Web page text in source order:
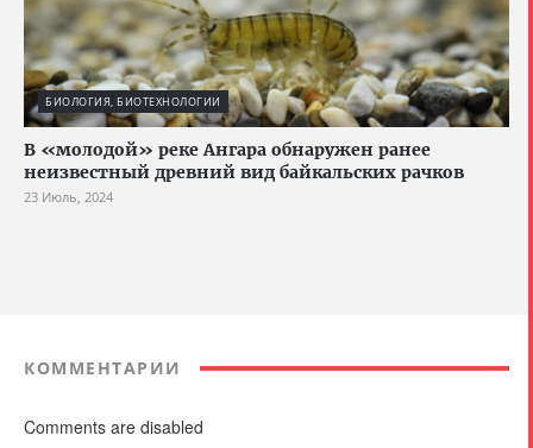
БИОЛОГИЯ, БИОТЕХНОЛОГИИ
В «молодой» реке Ангара обнаружен ранее
неизвестный древний вид байкальских рачков
23 Июль, 2024
КОММЕНТАРИИ
Comments are disabled